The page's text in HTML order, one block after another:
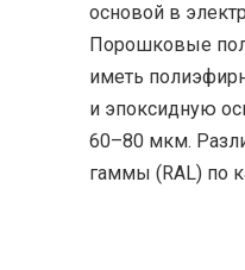
основой в
Порошковые
иметь
и эпоксидную
60–80 мкм.
гаммы (RAL) по